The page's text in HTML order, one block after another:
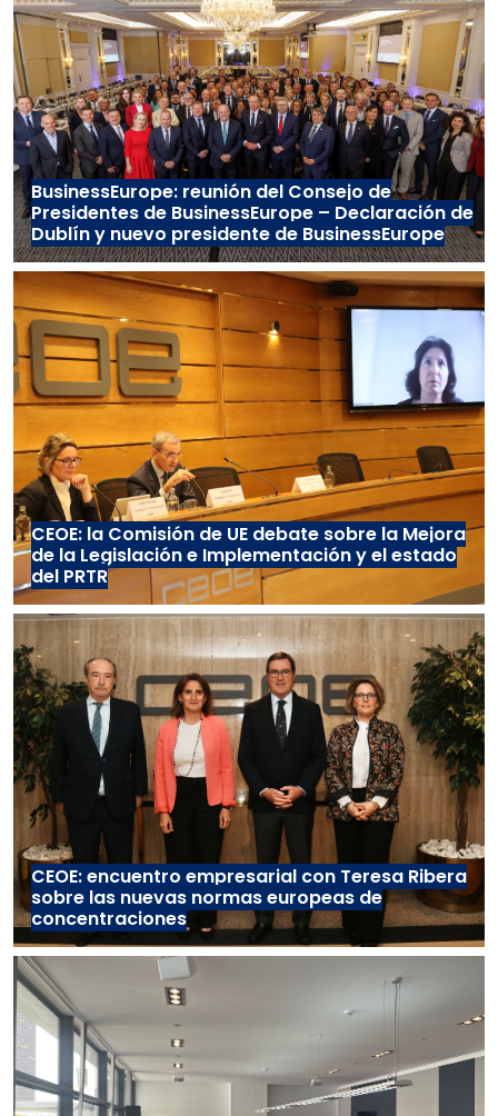
BusinessEurope: reunión del Consejo de
Presidentes de BusinessEurope – Declaración de
Dublín y nuevo presidente de BusinessEurope
CEOE: la Comisión de UE debate sobre la Mejora
de la Legislación e Implementación y el estado
del PRTR
CEOE: encuentro empresarial con Teresa Ribera
sobre las nuevas normas europeas de
concentraciones